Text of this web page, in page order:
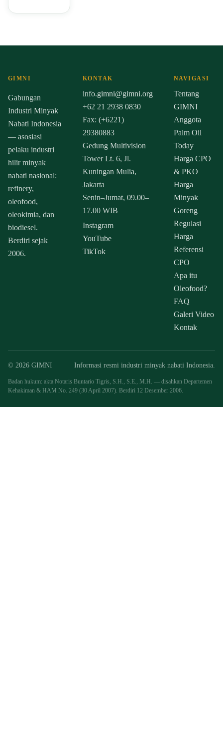
GIMNI
Gabungan
Industri Minyak
Nabati Indonesia
— asosiasi
pelaku industri
hilir minyak
nabati nasional:
refinery,
oleofood,
oleokimia, dan
biodiesel.
Berdiri sejak
2006.
KONTAK
info.gimni@gimni.org
+62 21 2938 0830
Fax: (+6221)
29380883
Gedung Multivision
Tower Lt. 6, Jl.
Kuningan Mulia,
Jakarta
Senin–Jumat, 09.00–
17.00 WIB
Instagram
YouTube
TikTok
NAVIGASI
Tentang
GIMNI
Anggota
Palm Oil
Today
Harga CPO
& PKO
Harga
Minyak
Goreng
Regulasi
Harga
Referensi
CPO
Apa itu
Oleofood?
FAQ
Galeri Video
Kontak
© 2026 GIMNI Informasi resmi industri minyak nabati Indonesia.
Badan hukum: akta Notaris Buntario Tigris, S.H., S.E., M.H. — disahkan Departemen
Kehakiman & HAM No. 249 (30 April 2007). Berdiri 12 Desember 2006.